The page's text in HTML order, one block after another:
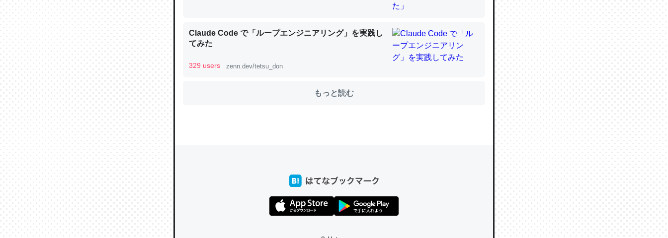
ウチもEchoを実家に置いて４年。でたまに覗いてる。ぼちぼちRingも置こうかと画策
中。あと、Googleマップで位置情報を共有してる。電池残量や充電中かが分かるのでこ
─たまにLINEするくらいだった遠方の父67歳と僕。ITツール導入でコミュニケーションが劇的に変化し
きる。一生で親と会える残り時間を日数にすると1週間とかの人が多いそうだけど、それ
─たまにLINEするくらいだった遠方の父67歳と僕。ITツール導入でコミュニケーションが劇的に変化し
Claude Code で「ループエンジニアリング」を実践し
てみた
329 users zenn.dev/tetsu_don
もっと読む